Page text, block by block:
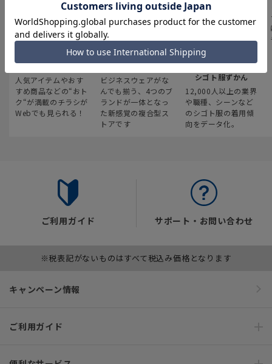
最新のお買い得情報
人気アイテムやおす
すめ商品などの“おト
ク“が満載のチラシが
Webでも見られる！
スーツスクエア
ビジネスウェアがな
んでも揃う、4つのブ
ランドが一体となっ
た新感覚の複合型ス
トアです
みんなの
シゴト服ずかん
12,000人以上の業界
や職種、シーンなど
のシゴト服の着用傾
向をデータ化。
ご利用ガイド サポート・お問い合わせ
※税表記がないものはすべて税込み価格となります
キャンペーン情報
ご利用ガイド